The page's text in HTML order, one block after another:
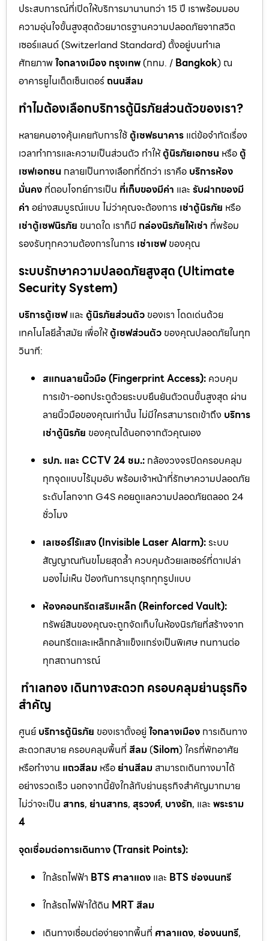
ประสบการณ์ที่เปิดให้บริการมานานกว่า 15 ปี เราพร้อมมอบ
ความอุ่นใจขั้นสูงสุดด้วยมาตรฐานความปลอดภัยจากสวิต
เซอร์แลนด์ (Switzerland Standard) ตั้งอยู่บนทำเล
ศักยภาพใจกลางเมือง กรุงเทพ(กทม. / Bangkok) ณ
อาคารยูไนเต็ดเซ็นเตอร์ ถนนสีลม
ทำไมต้องเลือกบริการตู้นิรภัยส่วนตัวของเรา?
หลายคนอาจคุ้นเคยกับการใช้ ตู้เซฟธนาคาร แต่ข้อจำกัดเรื่อง
เวลาทำการและความเป็นส่วนตัว ทำให้ตู้นิรภัยเอกชน หรือ ตู้
เซฟเอกชน กลายเป็นทางเลือกที่ดีกว่า เราคือ บริการห้อง
มั่นคง ที่ตอบโจทย์การเป็น ที่เก็บของมีค่า และ รับฝากของมี
ค่า อย่างสมบูรณ์แบบ ไม่ว่าคุณจะต้องการ เช่าตู้นิรภัย หรือ
เช่าตู้เซฟนิรภัย ขนาดใด เราก็มี กล่องนิรภัยให้เช่า ที่พร้อม
รองรับทุกความต้องการในการ เช่าเซฟของคุณ
ระบบรักษาความปลอดภัยสูงสุด (Ultimate
Security System)
บริการตู้เซฟและ ตู้นิรภัยส่วนตัว ของเรา โดดเด่นด้วย
เทคโนโลยีล้ำสมัย เพื่อให้ตู้เซฟส่วนตัว ของคุณปลอดภัยในทุก
วินาที:
สแกนลายนิ้วมือ (Fingerprint Access): ควบคุม
การเข้า-ออกประตูด้วยระบบยืนยันตัวตนขั้นสูงสุด ผ่าน
ลายนิ้วมือของคุณเท่านั้น ไม่มีใครสามารถเข้าถึง บริการ
เช่าตู้นิรภัย ของคุณได้นอกจากตัวคุณเอง
รปภ. และ CCTV 24 ชม.: กล้องวงจรปิดครอบคลุม
ทุกจุดแบบไร้มุมอับ พร้อมเจ้าหน้าที่รักษาความปลอดภัย
ระดับโลกจาก G4S คอยดูแลความปลอดภัยตลอด 24
ชั่วโมง
เลเซอร์ไร้แสง (Invisible Laser Alarm):ระบบ
สัญญาณกันขโมยสุดล้ำ ควบคุมด้วยเลเซอร์ที่ตาเปล่า
มองไม่เห็น ป้องกันการบุกรุกทุกรูปแบบ
ห้องคอนกรีตเสริมเหล็ก (Reinforced Vault):
ทรัพย์สินของคุณจะถูกจัดเก็บในห้องนิรภัยที่สร้างจาก
คอนกรีตและเหล็กกล้าแข็งแกร่งเป็นพิเศษ ทนทานต่อ
ทุกสถานการณ์
ทำเลทอง เดินทางสะดวก ครอบคลุมย่านธุรกิจ
สำคัญ
ศูนย์ บริการตู้นิรภัย ของเราตั้งอยู่ ใจกลางเมือง การเดินทาง
สะดวกสบาย ครอบคลุมพื้นที่ สีลม(Silom) ใครที่พักอาศัย
หรือทำงาน แถวสีลม หรือย่านสีลม สามารถเดินทางมาได้
อย่างรวดเร็ว นอกจากนี้ยังใกล้กับย่านธุรกิจสำคัญมากมาย
ไม่ว่าจะเป็น สาทร, ย่านสาทร, สุรวงศ์, บางรัก, และ พระราม
4
จุดเชื่อมต่อการเดินทาง (Transit Points):
ใกล้รถไฟฟ้า BTS ศาลาแดง และ BTS ช่องนนทรี
ใกล้รถไฟฟ้าใต้ดิน MRT สีลม
เดินทางเชื่อมต่อง่ายจากพื้นที่ ศาลาแดง, ช่องนนทรี,